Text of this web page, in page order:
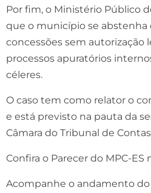
Por fim, o Ministério Público
que o município se abstenha
concessões sem autorização
processos apuratórios
céleres.
O caso tem como relator o
e está previsto na pauta da
Câmara do Tribunal de
Confira o Parecer do MPC-ES
Acompanhe o andamento do